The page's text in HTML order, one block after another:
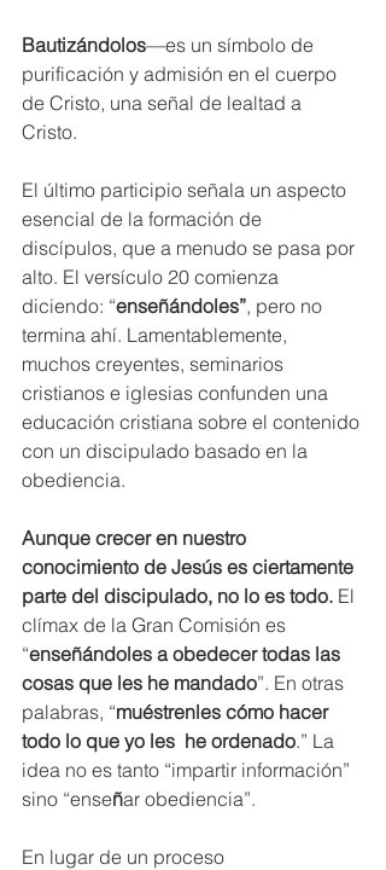
Bautizándolos—es un símbolo de
purificación y admisión en el cuerpo
de Cristo, una señal de lealtad a
Cristo.
El último participio señala un aspecto
esencial de la formación de
discípulos, que a menudo se pasa por
alto. El versículo 20 comienza
diciendo: “enseñándoles”, pero no
termina ahí. Lamentablemente,
muchos creyentes, seminarios
cristianos e iglesias confunden una
educación cristiana sobre el contenido
con un discipulado basado en la
obediencia.
Aunque crecer en nuestro
conocimiento de Jesús es ciertamente
parte del discipulado, no lo es todo. El
clímax de la Gran Comisión es
“enseñándoles a obedecer todas las
cosas que les he mandado”. En otras
palabras, “muéstrenles cómo hacer
todo lo que yo les  he ordenado.” La
idea no es tanto “impartir información”
sino “enseñar obediencia”.
En lugar de un proceso